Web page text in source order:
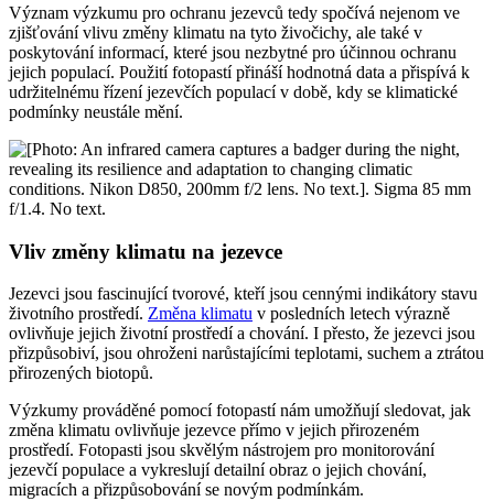
Význam výzkumu pro ochranu jezevců tedy spočívá nejenom ve
zjišťování vlivu změny klimatu na tyto živočichy, ale také v
poskytování informací, které jsou nezbytné pro účinnou ochranu
jejich populací. Použití fotopastí přináší hodnotná data a přispívá k
udržitelnému řízení jezevčích populací v době, kdy se klimatické
podmínky neustále mění.
Vliv změny klimatu na jezevce
Jezevci jsou fascinující tvorové, kteří jsou cennými indikátory stavu
životního prostředí. Změna klimatu v posledních letech výrazně
ovlivňuje jejich životní prostředí a chování. I přesto, že jezevci jsou
přizpůsobiví, jsou ohroženi narůstajícími teplotami, suchem a ztrátou
přirozených biotopů.
Výzkumy prováděné pomocí fotopastí nám umožňují sledovat, jak
změna klimatu ovlivňuje jezevce přímo v jejich přirozeném
prostředí. Fotopasti jsou skvělým nástrojem pro monitorování
jezevčí populace a vykreslují detailní obraz o jejich chování,
migracích a přizpůsobování se novým podmínkám.